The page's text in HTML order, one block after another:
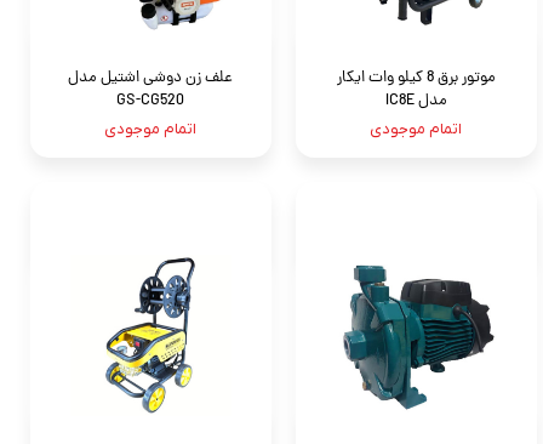
موتور برق 8 کیلو وات ایکار
مدل IC8E
اتمام موجودی
علف زن دوشی اشتیل مدل
GS-CG520
اتمام موجودی